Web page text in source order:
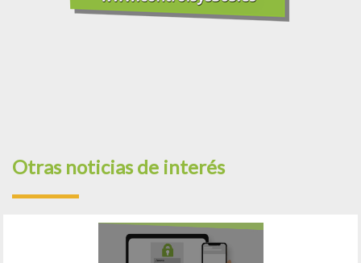
Otras noticias de interés